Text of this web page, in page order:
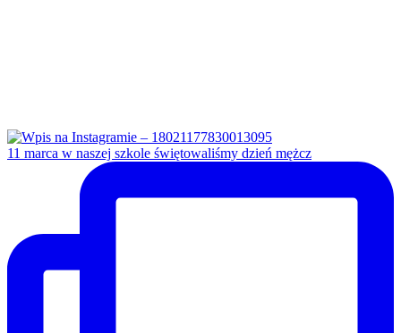
11 marca w naszej szkole świętowaliśmy dzień mężcz